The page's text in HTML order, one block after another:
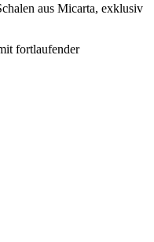
aus Micarta, exklusiv
fortlaufender